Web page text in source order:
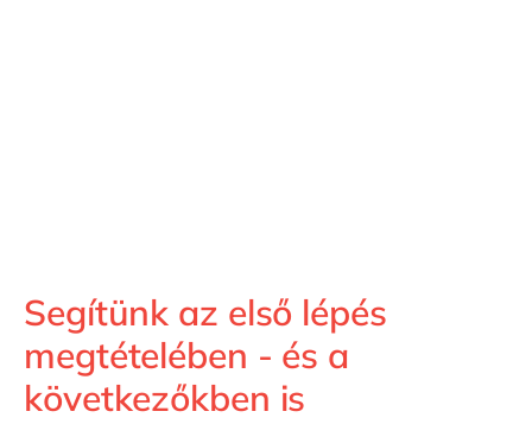
Segítünk az első lépés
megtételében - és a
következőkben is